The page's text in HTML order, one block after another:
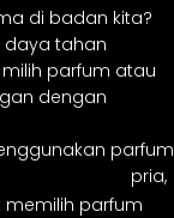
di badan kita?
tahan
parfum atau
dengan
parfum
pria,
memilih parfum